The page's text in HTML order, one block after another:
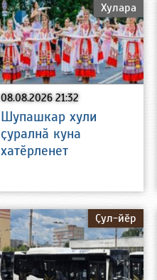
08.08.2026 21:32
Хулара
Шупашкар хули
ҫуралнӑ куна
хатӗрленет
Ҫул-йӗр